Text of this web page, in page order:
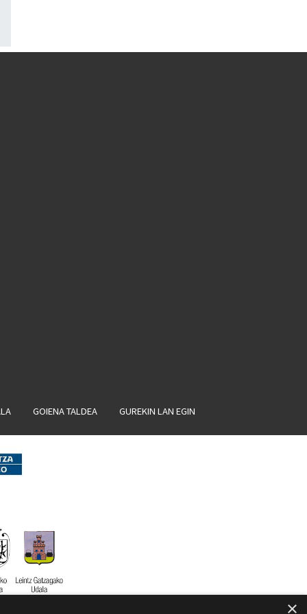
GOIENA TALDEA GUREKIN LAN EGIN
×